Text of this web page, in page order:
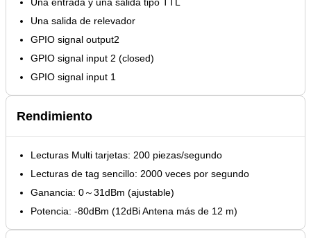
Una salida de relevador
GPIO signal output2
GPIO signal input 2 (closed)
GPIO signal input 1
Rendimiento
Lecturas Multi tarjetas: 200 piezas/segundo
Lecturas de tag sencillo: 2000 veces por segundo
Ganancia: 0～31dBm (ajustable)
Potencia: -80dBm (12dBi Antena más de 12 m)